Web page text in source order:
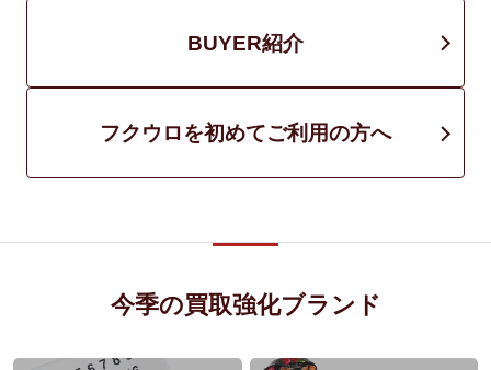
BUYER紹介
フクウロを初めてご利用の方へ
今季の買取強化ブランド